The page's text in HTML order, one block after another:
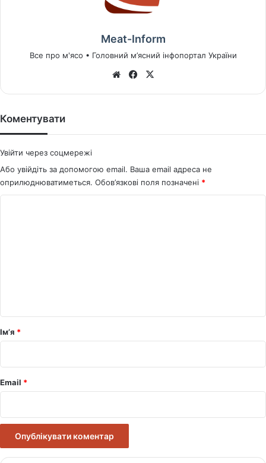
Meat-Inform
Все про м'ясо • Головний м’ясний інфопортал України
We
Fa
Коментувати
Увійти через соцмережі
Або увійдіть за допомогою email. Ваша email адреса не
оприлюднюватиметься. Обов’язкові поля позначені *
р
*
Ім’я *
Email *